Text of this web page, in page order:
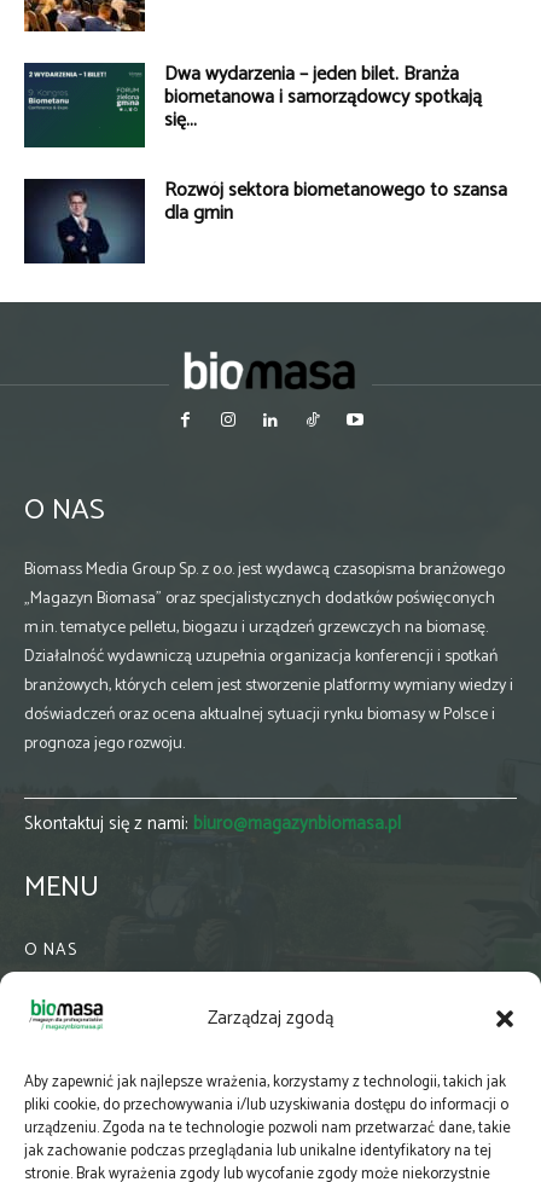
Zarządzaj zgodą
Aby zapewnić jak najlepsze wrażenia, korzystamy z technologii, takich jak
pliki cookie, do przechowywania i/lub uzyskiwania dostępu do informacji o
urządzeniu. Zgoda na te technologie pozwoli nam przetwarzać dane, takie
jak zachowanie podczas przeglądania lub unikalne identyfikatory na tej
stronie. Brak wyrażenia zgody lub wycofanie zgody może niekorzystnie
Dwa wydarzenia – jeden bilet. Branża
biometanowa i samorządowcy spotkają
się...
Rozwój sektora biometanowego to szansa
dla gmin
O NAS
Biomass Media Group Sp. z o.o. jest wydawcą czasopisma branżowego
„Magazyn Biomasa” oraz specjalistycznych dodatków poświęconych
m.in. tematyce pelletu, biogazu i urządzeń grzewczych na biomasę.
Działalność wydawniczą uzupełnia organizacja konferencji i spotkań
branżowych, których celem jest stworzenie platformy wymiany wiedzy i
doświadczeń oraz ocena aktualnej sytuacji rynku biomasy w Polsce i
prognoza jego rozwoju.
Skontaktuj się z nami: biuro@magazynbiomasa.pl
MENU
O NAS
WSPÓŁPRACA
PRENUMERATA
NEWSLETTER
MAPY